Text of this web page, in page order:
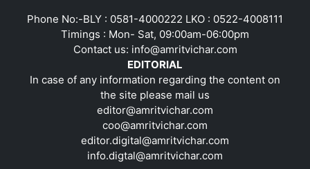
Phone No:-BLY : 0581-4000222 LKO : 0522-4008111
Timings : Mon- Sat, 09:00am-06:00pm
Contact us: info@amritvichar.com
EDITORIAL
In case of any information regarding the content on
the site please mail us
editor@amritvichar.com
coo@amritvichar.com
editor.digital@amritvichar.com
info.digtal@amritvichar.com